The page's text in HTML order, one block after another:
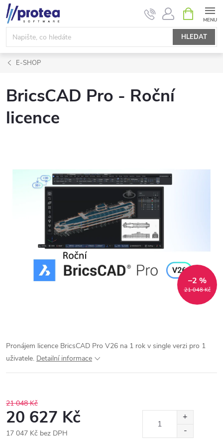
Přejít
na
obsah
HLEDAT
NÁKUPNÍ
KOŠÍK
E-SHOP
BricsCAD Pro - Roční
licence
21 048 Kč
–2 %
Pronájem licence BricsCAD Pro V26 na 1 rok v single verzi pro 1
uživatele. Detailní informace
21 048 Kč
20 627 Kč
17 047 Kč bez DPH